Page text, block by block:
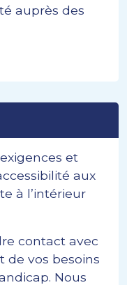
auprès des
et
aux
à l’intérieur
contact avec
de vos besoins
Nous